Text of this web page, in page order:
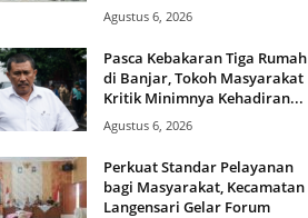
Agustus 6, 2026
Pasca Kebakaran Tiga Rumah
di Banjar, Tokoh Masyarakat
Kritik Minimnya Kehadiran...
Agustus 6, 2026
Perkuat Standar Pelayanan
bagi Masyarakat, Kecamatan
Langensari Gelar Forum